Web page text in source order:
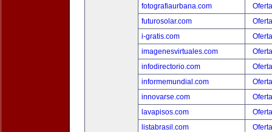
fotografiaurbana.com
futurosolar.com
i-gratis.com
imagenesvirtuales.com
infodirectorio.com
informemundial.com
innovarse.com
lavapisos.com
listabrasil.com